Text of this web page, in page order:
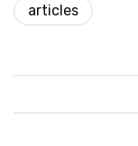
articles